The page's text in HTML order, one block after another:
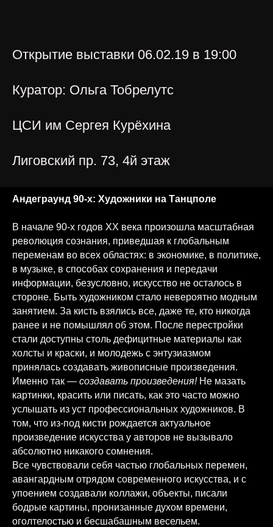
Открытие выставки 06.02.19 в 19:00
Куратор: Ольга Тобрелутс
ЦСИ им Сергея Курёхина
Лиговский пр. 73, 4й этаж
Андеграунд 90-х: Художники на Танцполе
В начале 90-х годов XX века произошла масштабная
революция сознания, приведшая к глобальным
переменам во всех областях: в экономике, в политике,
в музыке, в способах сохранения и передачи
информации, безусловно, искусство не осталось в
стороне. Быть художником стало невероятно модным
занятием. За кисть взялись все, даже те, кто никогда
ранее и не помышлял об этом. После перестройки
стали доступны столь дефицитные материалы как
холсты и краски, и молодежь с энтузиазмом
принялась создавать живописные произведения.
Именно так — создавать произведения!Не мазать
картинки, красить или писать, как это часто можно
услышать из уст профессиональных художников. В
том, что из-под кисти рождается актуальное
произведение искусства у авторов не вызывало
абсолютно никакого сомнения.
Все чувствовали себя частью глобальных перемен,
авангардным отрядом современного искусства, и с
упоением создавали коллажи, объекты, писали
бодрые картины, пронизанные духом времени,
оголтелостью и бесшабашным весельем.